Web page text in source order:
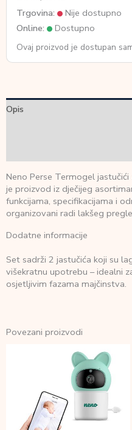
Trgovina:
Nije dostupno
Online:
Dostupno
Ovaj proizvod je dostupan
Opis
Neno Perse Termogel
je proizvod iz dječijeg
funkcijama, specifikacijama i
organizovani radi lakšeg
Dodatne informacije
Set sadrži 2 jastučića koji su
višekratnu upotrebu – idealni
osjetljivim fazama majčinstva.
Povezani proizvodi